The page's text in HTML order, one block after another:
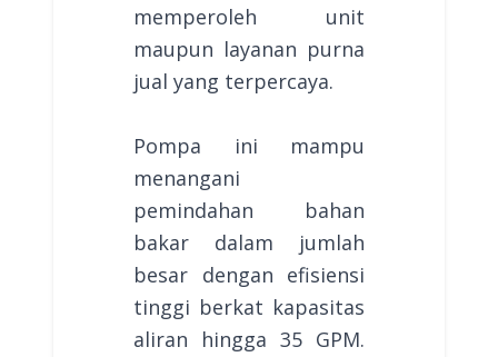
memperoleh unit
maupun layanan purna
jual yang terpercaya.
Pompa ini mampu
menangani
pemindahan bahan
bakar dalam jumlah
besar dengan efisiensi
tinggi berkat kapasitas
aliran hingga 35 GPM.